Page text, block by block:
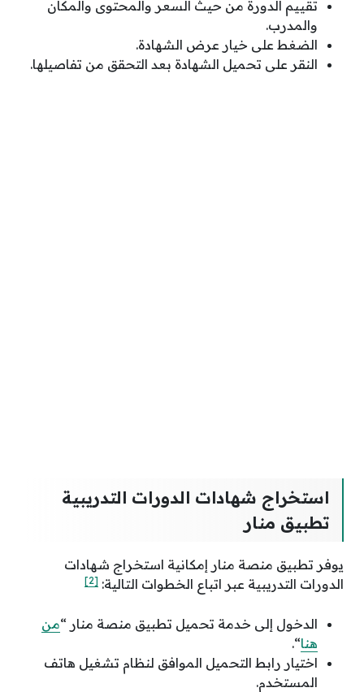
تقييم الدورة من حيث السعر والمحتوى والمكان
والمدرب.
الضغط على خيار عرض الشهادة.
النقر على تحميل الشهادة بعد التحقق من تفاصيلها.
استخراج شهادات الدورات التدريبية
تطبيق منار
يوفر تطبيق منصة منار إمكانية استخراج شهادات
الدورات التدريبية عبر اتباع الخطوات التالية: [2]
الدخول إلى خدمة تحميل تطبيق منصة منار “من
هنا“.
اختيار رابط التحميل الموافق لنظام تشغيل هاتف
المستخدم.